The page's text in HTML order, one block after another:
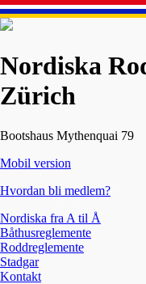
Nordiska
Zürich
Bootshaus Mythenquai 79
Mobil version
Hvordan bli medlem?
Nordiska fra A til Å
Båthusreglemente
Roddreglemente
Stadgar
Kontakt